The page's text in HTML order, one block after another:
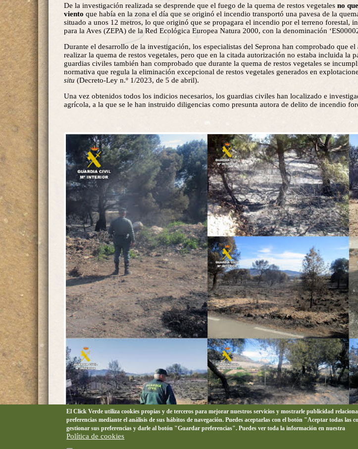
De la investigación realizada se desprende que el fuego de la quema de restos vegetales no
viento que había en la zona el día que se originó el incendio transportó una pavesa de la
situado a unos 12 metros, lo que originó que se propagara el incendio por el terreno forestal,
para la Aves (ZEPA) de la Red Ecológica Europea Natura 2000, con la denominación
Durante el desarrollo de la investigación, los especialistas del Seprona han comprobado que
realizar la quema de restos vegetales, pero que en la citada autorización no estaba incluida la
guardias civiles también han comprobado que durante la quema de restos vegetales se
normativa que regula la eliminación excepcional de restos vegetales generados en
situ (Decreto-Ley n.º 1/2023, de 5 de abril).
Una vez obtenidos todos los indicios necesarios, los guardias civiles han localizado e
agrícola, a la que se le han instruido diligencias como presunta autora de delito de incendio
El Click Verde utiliza cookies propias y de terceros para mejorar nuestros servicios y mostrarle publicidad
preferencias mediante el análisis de sus hábitos de navegación. Puedes aceptarlas con el botón "Aceptar todas las
gestionar sus preferencias y darle al botón "Guardar preferencias". Puedes ver toda la información en nuestra
Política de cookies